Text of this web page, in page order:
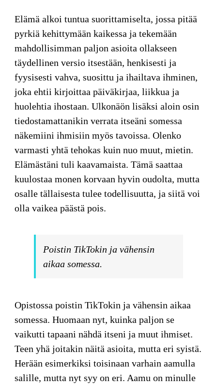
Elämä alkoi tuntua suorittamiselta, jossa pitää
pyrkiä kehittymään kaikessa ja tekemään
mahdollisimman paljon asioita ollakseen
täydellinen versio itsestään, henkisesti ja
fyysisesti vahva, suosittu ja ihailtava ihminen,
joka ehtii kirjoittaa päiväkirjaa, liikkua ja
huolehtia ihostaan. Ulkonäön lisäksi aloin osin
tiedostamattanikin verrata itseäni somessa
näkemiini ihmisiin myös tavoissa. Olenko
varmasti yhtä tehokas kuin nuo muut, mietin.
Elämästäni tuli kaavamaista. Tämä saattaa
kuulostaa monen korvaan hyvin oudolta, mutta
osalle tällaisesta tulee todellisuutta, ja siitä voi
olla vaikea päästä pois.
Poistin TikTokin ja vähensin
aikaa somessa.
Opistossa poistin TikTokin ja vähensin aikaa
somessa. Huomaan nyt, kuinka paljon se
vaikutti tapaani nähdä itseni ja muut ihmiset.
Teen yhä joitakin näitä asioita, mutta eri syistä.
Herään esimerkiksi toisinaan varhain aamulla
salille, mutta nyt syy on eri. Aamu on minulle